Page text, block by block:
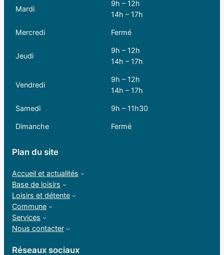
Mardi
9h – 12h
14h – 17h
Mercredi Fermé
Jeudi
9h – 12h
14h – 17h
Vendredi
9h – 12h
14h – 17h
Samedi 9h – 11h30
Dimanche Fermé
Plan du site
Accueil et actualités
Base de loisirs
Loisirs et détente
Commune
Services
Nous contacter
Réseaux sociaux